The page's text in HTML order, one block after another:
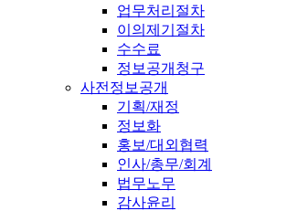
업무처리절차
이의제기절차
수수료
정보공개청구
사전정보공개
기획/재정
정보화
홍보/대외협력
인사/총무/회계
법무노무
감사윤리